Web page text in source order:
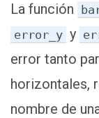
La función
error_y y
error tanto
horizontales,
nombre de